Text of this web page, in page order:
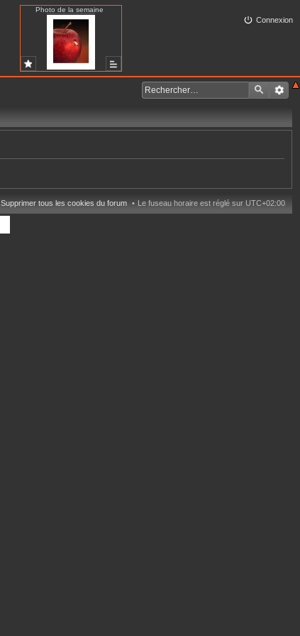
Photo de la semaine
Connexion
Le fuseau horaire est réglé sur UTC+02:00
Supprimer tous les cookies du forum